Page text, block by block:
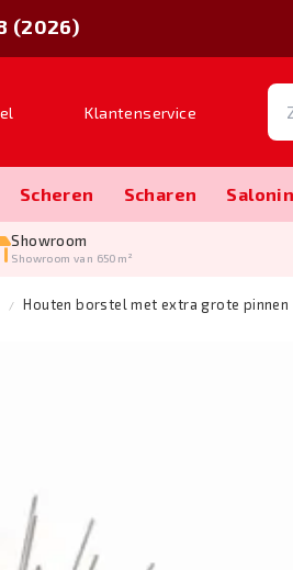
Klantenservice
Scheren Scharen
Showroom
Showroom van 650m²
(2026)
Houten borstel met extra grote pinnen